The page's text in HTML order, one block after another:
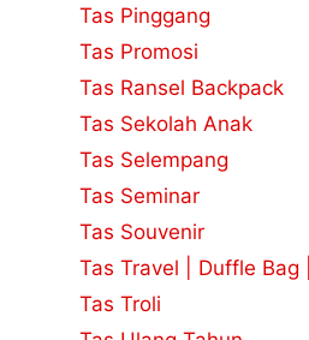
Tas Pinggang
Tas Promosi
Tas Ransel Backpack
Tas Sekolah Anak
Tas Selempang
Tas Seminar
Tas Souvenir
Tas Travel | Duffle Bag
Tas Troli